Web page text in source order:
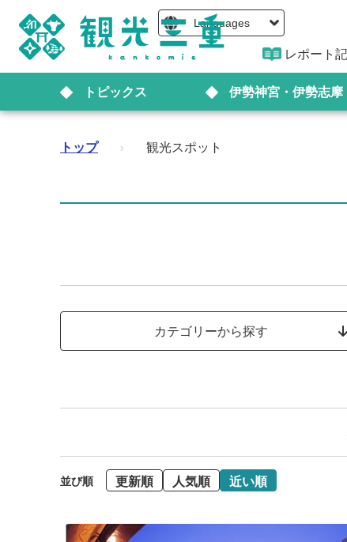
Languages
レポート
トピックス 伊勢神宮・伊勢志摩
トップ › 観光スポット
カテゴリーから探す
並び順 更新順 人気順 近い順